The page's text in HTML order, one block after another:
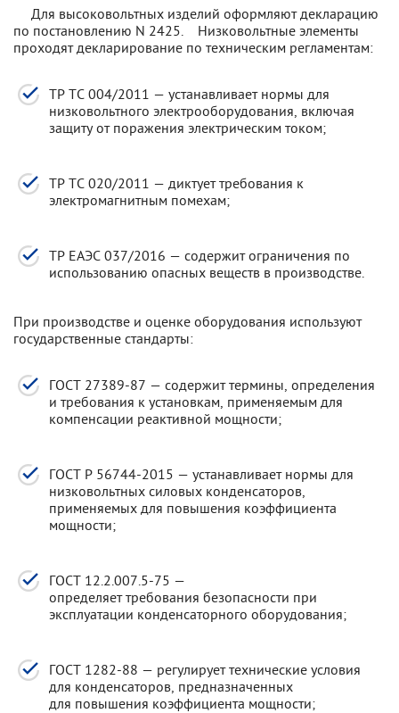
Для высоковольтных изделий оформляют декларацию
по постановлению N 2425. Низковольтные элементы
проходят декларирование по техническим регламентам:
ТР ТС 004/2011 — устанавливает нормы для
низковольтного электрооборудования, включая
защиту от поражения электрическим током;
ТР ТС 020/2011 — диктует требования к
электромагнитным помехам;
ТР ЕАЭС 037/2016 — содержит ограничения по
использованию опасных веществ в производстве.
При производстве и оценке оборудования используют
государственные стандарты:
ГОСТ 27389-87 — содержит термины, определения
и требования к установкам, применяемым для
компенсации реактивной мощности;
ГОСТ Р 56744-2015 — устанавливает нормы для
низковольтных силовых конденсаторов,
применяемых для повышения коэффициента
мощности;
ГОСТ 12.2.007.5-75 —
определяет требования безопасности при
эксплуатации конденсаторного оборудования;
ГОСТ 1282-88 — регулирует технические условия
для конденсаторов, предназначенных
для повышения коэффициента мощности;